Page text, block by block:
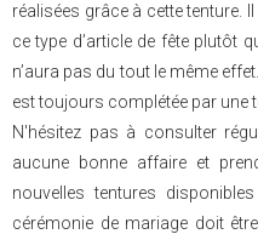
réalisées grâce à cette tenture.
ce type d’article de fête plutôt
n’aura pas du tout le même
est toujours complétée par une
N'hésitez pas à consulter
aucune bonne affaire et
nouvelles tentures
cérémonie de mariage doit